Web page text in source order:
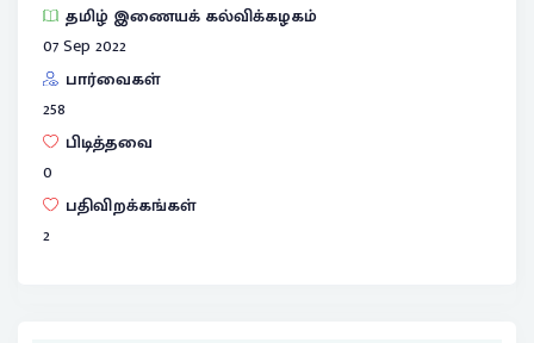
தமிழ் இணையக் கல்விக்கழகம்
07 Sep 2022
பார்வைகள்
258
பிடித்தவை
0
பதிவிறக்கங்கள்
2